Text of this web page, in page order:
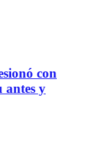
con
antes y